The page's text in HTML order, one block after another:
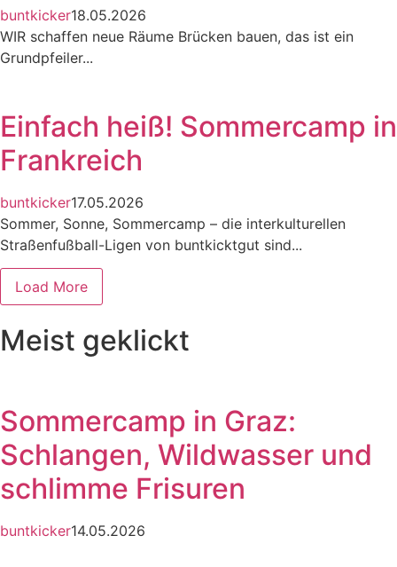
buntkicker18.05.2026
WIR schaffen neue Räume Brücken bauen, das ist ein
Grundpfeiler...
Einfach heiß! Sommercamp in
Frankreich
buntkicker17.05.2026
Sommer, Sonne, Sommercamp – die interkulturellen
Straßenfußball-Ligen von buntkicktgut sind...
Load More
Meist geklickt
Sommercamp in Graz:
Schlangen, Wildwasser und
schlimme Frisuren
buntkicker14.05.2026